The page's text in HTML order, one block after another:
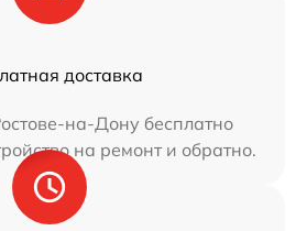
доставка
на-Дону бесплатно
на ремонт и обратно.